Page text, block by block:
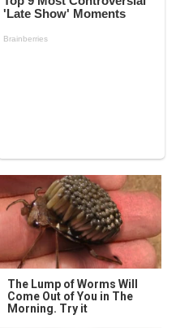
The Lump of Worms Will
Come Out of You in The
Morning. Try it